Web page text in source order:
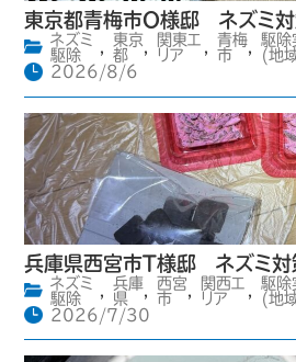
東京都青梅市O様邸 ネズミ対
ネズミ
駆除
東京
都
関東エ
リア
青梅
市
駆除
(地
2026/8/6
兵庫県西宮市T様邸 ネズミ対
ネズミ
駆除
兵庫
県
,
西宮
市
関西エ
リア
駆除
(地
2026/7/30